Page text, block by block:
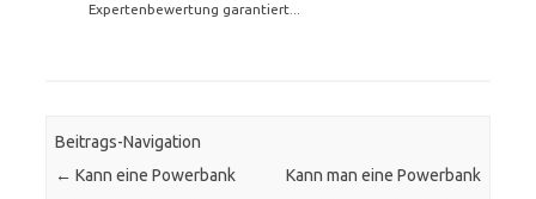
Expertenbewertung garantiert...
Beitrags-Navigation
← Kann eine Powerbank
Kann man eine Powerbank